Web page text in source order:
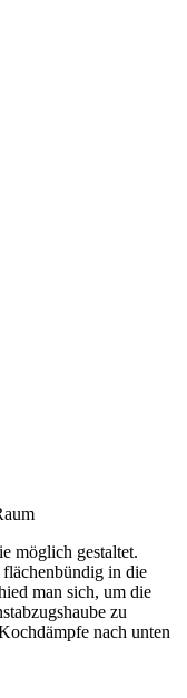
möglich gestaltet.
in die
man sich, um die
zu
nach unten